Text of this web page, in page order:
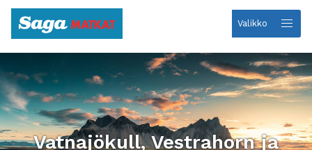
Etusivulle
Valikko
Vatnajökull, Vestrahorn ja